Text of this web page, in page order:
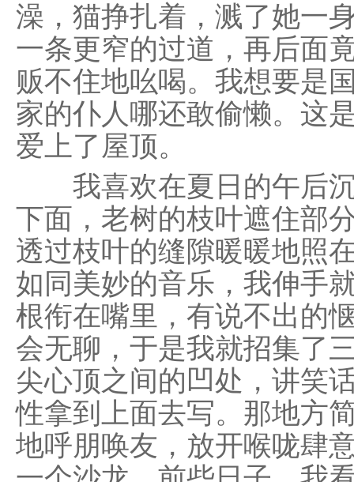
澡，猫挣扎着，溅了她一
一条更窄的过道，再后面
贩不住地吆喝。我想要是
家的仆人哪还敢偷懒。这
爱上了屋顶。
我喜欢在夏日的午后沉
下面，老树的枝叶遮住部
透过枝叶的缝隙暖暖地照
如同美妙的音乐，我伸手
根衔在嘴里，有说不出的
会无聊，于是我就招集了
尖心顶之间的凹处，讲笑
性拿到上面去写。那地方
地呼朋唤友，放开喉咙肆